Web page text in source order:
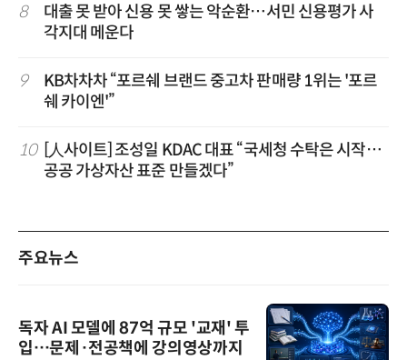
8
대출 못 받아 신용 못 쌓는 악순환…서민 신용평가 사
각지대 메운다
9
KB차차차 “포르쉐 브랜드 중고차 판매량 1위는 '포르
쉐 카이엔'”
10 [人사이트] 조성일 KDAC 대표 “국세청 수탁은 시작…
공공 가상자산 표준 만들겠다”
주요뉴스
독자 AI 모델에 87억 규모 '교재' 투
입…문제·전공책에 강의영상까지